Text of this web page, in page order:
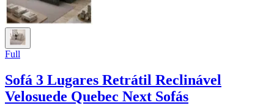
Full
Sofá 3 Lugares Retrátil Reclinável
Velosuede Quebec Next Sofás